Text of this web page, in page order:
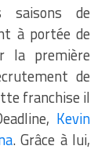
saisons de
à portée de
la première
de
franchise il
Kevin
. Grâce à lui,